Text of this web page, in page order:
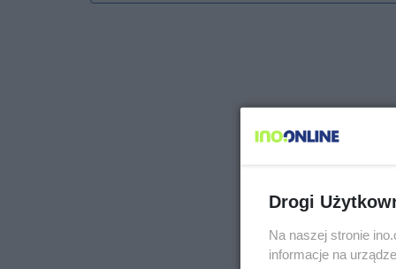
Drogi
Na naszej stronie
informacje na